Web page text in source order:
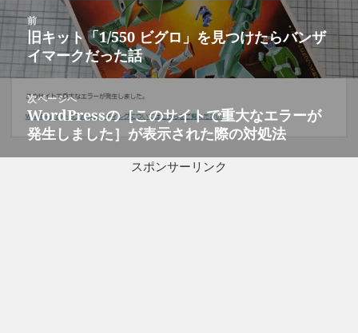
投
稿
ナ
ビ
ン
前
前
の
投
稿:
旧キット「1/550 ビグロ」を見つけたらバンザ
イマークだった話
次ページへ
次
の
WordPressの［このサイトで重大なエラーが
発生しました］が表示された際の対処法
スポンサーリンク